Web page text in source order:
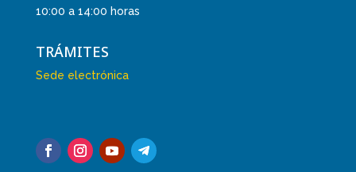
10:00 a 14:00 horas
TRÁMITES
Sede electrónica